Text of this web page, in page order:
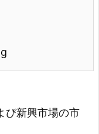
び新興市場の市